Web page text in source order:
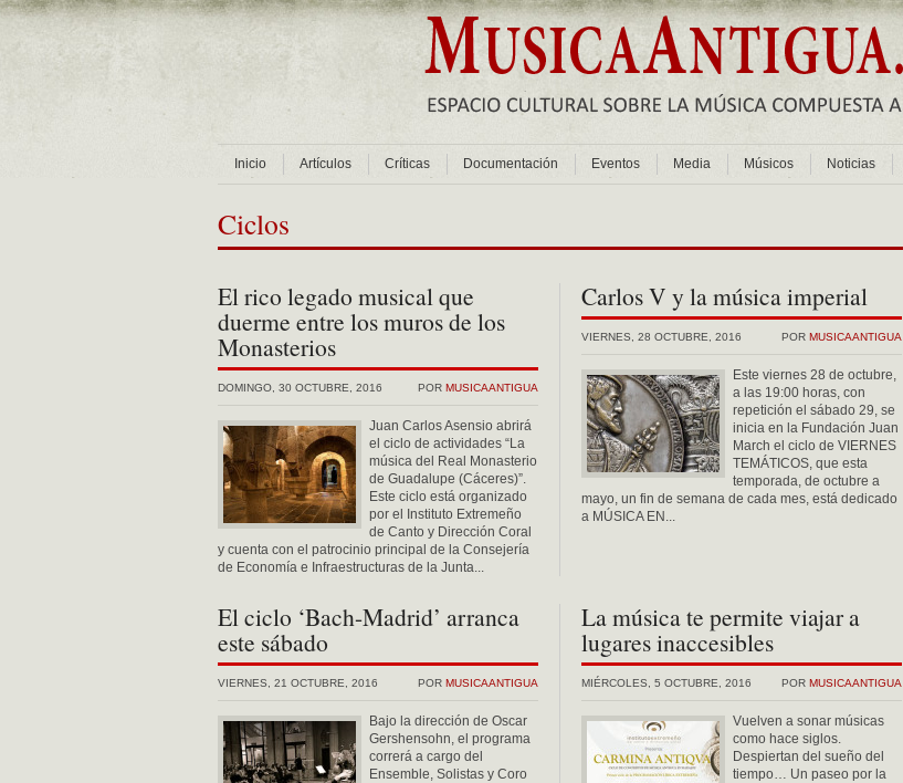
Inicio Artículos Críticas Documentación Eventos Media Músicos Noticias
Ciclos
El rico legado musical que
duerme entre los muros de los
Monasterios
POR MUSICAANTIGUA
DOMINGO, 30 OCTUBRE, 2016
Juan Carlos Asensio abrirá
el ciclo de actividades “La
música del Real Monasterio
de Guadalupe (Cáceres)”.
Este ciclo está organizado
por el Instituto Extremeño
de Canto y Dirección Coral
y cuenta con el patrocinio principal de la Consejería
de Economía e Infraestructuras de la Junta...
Carlos V y la música imperial
POR MUSICAANTIGUA
VIERNES, 28 OCTUBRE, 2016
Este viernes 28 de octubre,
a las 19:00 horas, con
repetición el sábado 29, se
inicia en la Fundación Juan
March el ciclo de VIERNES
TEMÁTICOS, que esta
temporada, de octubre a
mayo, un fin de semana de cada mes, está dedicado
a MÚSICA EN...
El ciclo ‘Bach-Madrid’ arranca
este sábado
POR MUSICAANTIGUA
VIERNES, 21 OCTUBRE, 2016
Bajo la dirección de Oscar
Gershensohn, el programa
correrá a cargo del
Ensemble, Solistas y Coro
La música te permite viajar a
lugares inaccesibles
POR MUSICAANTIGUA
MIÉRCOLES, 5 OCTUBRE, 2016
Vuelven a sonar músicas
como hace siglos.
Despiertan del sueño del
tiempo… Un paseo por la